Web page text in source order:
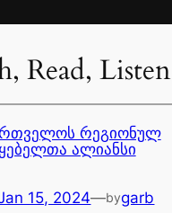
Read, Listen
რეგიონულ
ალიანსი
15, 2024—bygarb